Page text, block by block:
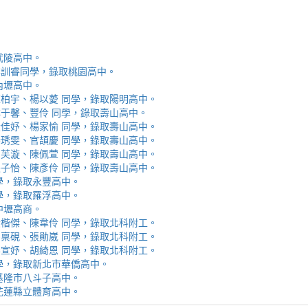
高中。
睿同學，錄取桃園高中。
高中。
宇、楊以薆 同學，錄取陽明高中。
馨、豐伶 同學，錄取壽山高中。
妤、楊家愉 同學，錄取壽山高中。
雯、官頡慶 同學，錄取壽山高中。
漩、陳佩萱 同學，錄取壽山高中。
怡、陳彥伶 同學，錄取壽山高中。
錄取永豐高中。
錄取羅浮高中。
高商。
傑、陳韋伶 同學，錄取北科附工。
硯、張勛崴 同學，錄取北科附工。
妤、胡綺恩 同學，錄取北科附工。
錄取新北市華僑高中。
市八斗子高中。
縣立體育高中。